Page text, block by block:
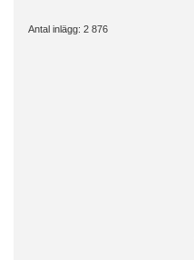
Antal inlägg: 2 876